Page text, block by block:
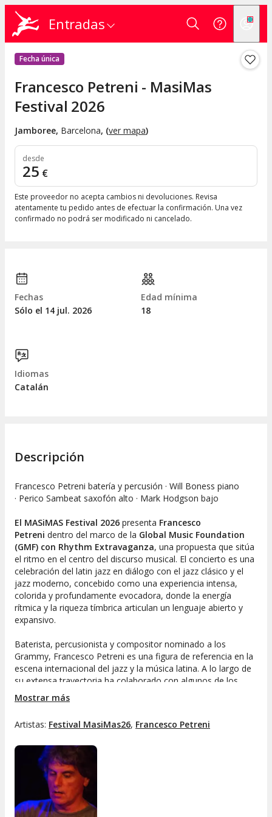
Entradas
Fecha única
Francesco Petreni - MasiMas
Festival 2026
Jamboree, Barcelona, (ver mapa)
desde
25 €
Este proveedor no acepta cambios ni devoluciones. Revisa
atentamente tu pedido antes de efectuar la confirmación. Una vez
confirmado no podrá ser modificado ni cancelado.
Fechas
Sólo el 14 jul. 2026
Edad mínima
18
Idiomas
Catalán
Descripción
Francesco Petreni batería y percusión · Will Boness piano
· Perico Sambeat saxofón alto · Mark Hodgson bajo
El MASiMAS Festival 2026 presenta Francesco
Petreni dentro del marco de la Global Music Foundation
(GMF) con Rhythm Extravaganza, una propuesta que sitúa
el ritmo en el centro del discurso musical. El concierto es una
celebración del latin jazz en diálogo con el jazz clásico y el
jazz moderno, concebido como una experiencia intensa,
colorida y profundamente evocadora, donde la energía
rítmica y la riqueza tímbrica articulan un lenguaje abierto y
expansivo.
Baterista, percusionista y compositor nominado a los
Grammy, Francesco Petreni es una figura de referencia en la
escena internacional del jazz y la música latina. A lo largo de
su extensa trayectoria ha colaborado con algunos de los
grandes nombres del jazz contemporáneo y ha participado
en cientos de festivales y conciertos por Europa, Cuba y
ellos como líder o colíder, y refleja una trayectoria marcada
conexión con las tradiciones afroamericanas y
latinoamericanas.
Para esta ocasión,
primer nivel con Will Bonness al piano, Perico Sambeat al
saxo alto y Mark Hodgson al contrabajo. El repertorio se
Mostrar más
Artistas: Festival MasiMas26, Francesco Petreni